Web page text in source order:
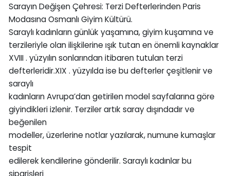
Sarayın Değişen Çehresi: Terzi Defterlerinden Paris
Modasına Osmanlı Giyim Kültürü.
Saraylı kadınların günlük yaşamına, giyim kuşamına ve
terzileriyle olan ilişkilerine ışık tutan en önemli kaynaklar
XVIII . yüzyılın sonlarından itibaren tutulan terzi
defterleridir.XIX . yüzyılda ise bu defterler çeşitlenir ve
saraylı
kadınların Avrupa’dan getirilen model sayfalarına göre
giyindikleri izlenir. Terziler artık saray dışındadır ve
beğenilen
modeller, üzerlerine notlar yazılarak, numune kumaşlar
tespit
edilerek kendilerine gönderilir. Saraylı kadınlar bu